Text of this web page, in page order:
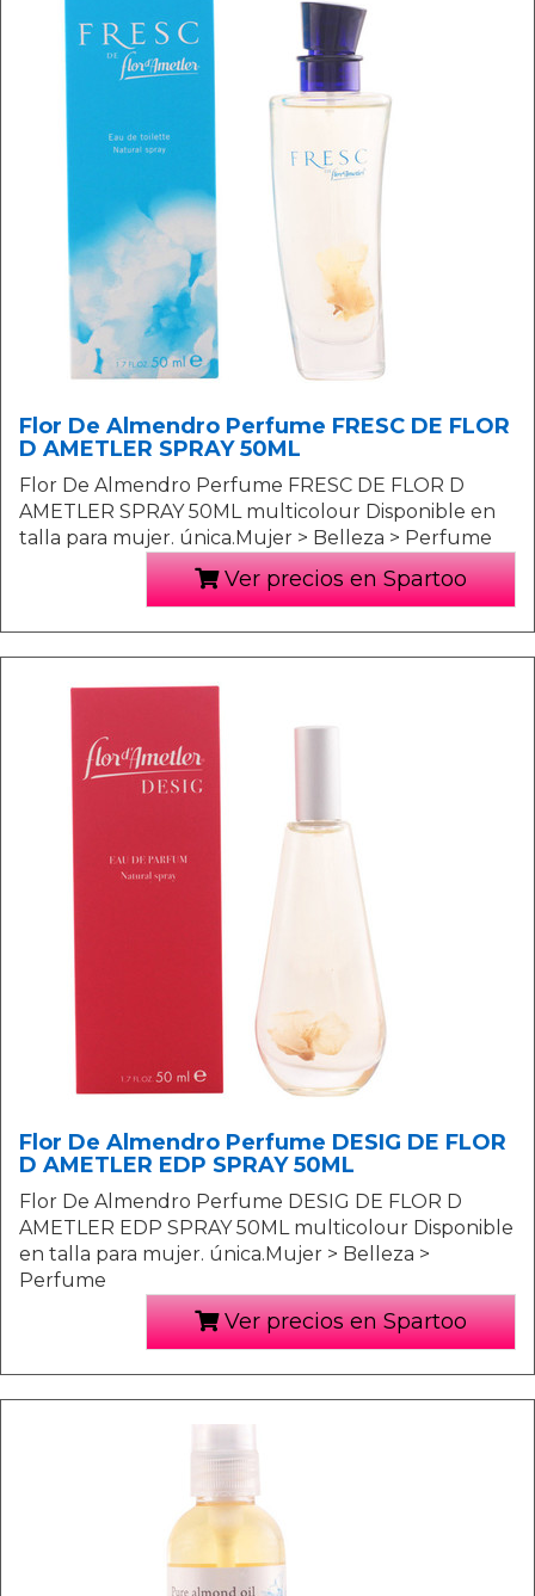
Flor De Almendro Perfume FRESC DE FLOR
D AMETLER SPRAY 50ML
Flor De Almendro Perfume FRESC DE FLOR D
AMETLER SPRAY 50ML multicolour Disponible en
talla para mujer. única.Mujer > Belleza > Perfume
Ver precios en Spartoo
Flor De Almendro Perfume DESIG DE FLOR
D AMETLER EDP SPRAY 50ML
Flor De Almendro Perfume DESIG DE FLOR D
AMETLER EDP SPRAY 50ML multicolour Disponible
en talla para mujer. única.Mujer > Belleza >
Perfume
Ver precios en Spartoo